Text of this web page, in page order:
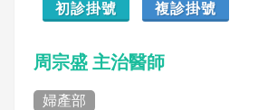
初診掛號 複診掛號
周宗盛 主治醫師
婦產部